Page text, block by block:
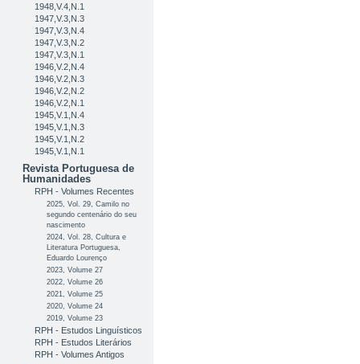
1948,V.4,N.1
1947,V.3,N.3
1947,V.3,N.4
1947,V.3,N.2
1947,V.3,N.1
1946,V.2,N.4
1946,V.2,N.3
1946,V.2,N.2
1946,V.2,N.1
1945,V.1,N.4
1945,V.1,N.3
1945,V.1,N.2
1945,V.1,N.1
Revista Portuguesa de
Humanidades
RPH - Volumes Recentes
2025, Vol. 29, Camilo no
segundo centenário do seu
nascimento
2024, Vol. 28, Cultura e
Literatura Portuguesa,
Eduardo Lourenço
2023, Volume 27
2022, Volume 26
2021, Volume 25
2020, Volume 24
2019, Volume 23
RPH - Estudos Linguísticos
RPH - Estudos Literários
RPH - Volumes Antigos